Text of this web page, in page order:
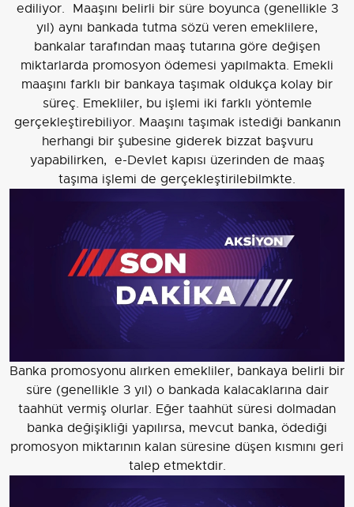
ediliyor. Maaşını belirli bir süre boyunca (genellikle 3
yıl) aynı bankada tutma sözü veren emeklilere,
bankalar tarafından maaş tutarına göre değişen
miktarlarda promosyon ödemesi yapılmakta. Emekli
maaşını farklı bir bankaya taşımak oldukça kolay bir
süreç. Emekliler, bu işlemi iki farklı yöntemle
gerçekleştirebiliyor. Maaşını taşımak istediği bankanın
herhangi bir şubesine giderek bizzat başvuru
yapabilirken, e-Devlet kapısı üzerinden de maaş
taşıma işlemi de gerçekleştirilebilmkte.
Banka promosyonu alırken emekliler, bankaya belirli bir
süre (genellikle 3 yıl) o bankada kalacaklarına dair
taahhüt vermiş olurlar. Eğer taahhüt süresi dolmadan
banka değişikliği yapılırsa, mevcut banka, ödediği
promosyon miktarının kalan süresine düşen kısmını geri
talep etmektdir.